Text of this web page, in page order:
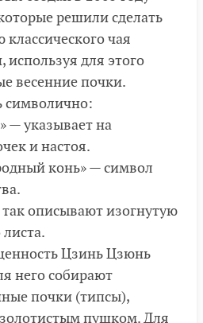
решили сделать
чая
для этого
весенние почки.
символично:
— указывает на
и настоя.
конь» — символ
описывают изогнутую
Цзинь Цзюнь
него собирают
почки (типсы),
пушком. Для